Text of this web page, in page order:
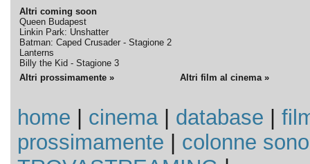
Altri coming soon
Queen Budapest
Linkin Park: Unshatter
Batman: Caped Crusader - Stagione 2
Lanterns
Billy the Kid - Stagione 3
Altri prossimamente » Altri film al cinema »
home cinema| database
prossimamente
colonne